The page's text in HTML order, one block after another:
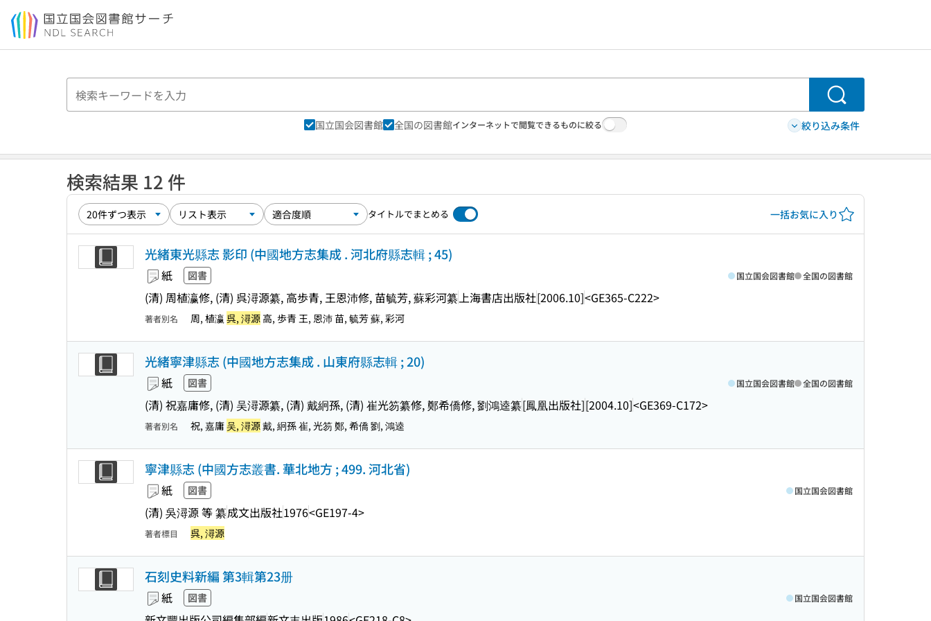
本文へ移動
検索
国立国会図書館 全国の図書館インターネットで閲覧できるものに絞る 絞り込み条件
検索結果 12 件
タイトルでまとめる 一括お気に入り
光緒東光縣志 影印 (中國地方志集成 . 河北府縣志輯 ; 45)
紙 図書
(清) 周植瀛修, (清) 呉潯源纂, 高歩青, 王恩沛修, 苗毓芳, 蘇彩河纂 上海書店出版社[2006.10]<GE365-C222>
国立国会図書館 全国の図書館
著者別名 周, 植瀛 呉, 潯源 高, 歩青 王, 恩沛 苗, 毓芳 蘇, 彩河
光緒寧津縣志 (中國地方志集成 . 山東府縣志輯 ; 20)
紙 図書
(清) 祝嘉庸修, (清) 吴潯源纂, (清) 戴絅孫, (清) 崔光笏纂修, 鄭希僑修, 劉鴻逵纂[鳳凰出版社][2004.10]<GE369-C172>
国立国会図書館 全国の図書館
著者別名 祝, 嘉庸吴, 潯源戴, 絅孫 崔, 光笏 鄭, 希僑 劉, 鴻逵
寧津縣志 (中國方志叢書. 華北地方 ; 499. 河北省)
紙 図書
(清) 吳潯源 等 纂成文出版社1976<GE197-4>
国立国会図書館
著者標目 呉, 潯源
石刻史料新編 第3輯第23册
紙 図書 国立国会図書館